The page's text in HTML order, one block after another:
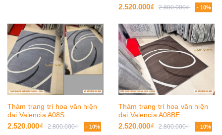
2.520.000₫ 2.800.000₫ - 10%
Thảm trang trí hoa văn hiện
đại Valencia A08S
2.520.000₫ 2.800.000₫ - 10%
Thảm trang trí hoa văn hiện
đại Valencia A08BE
2.520.000₫ 2.800.000₫ - 10%